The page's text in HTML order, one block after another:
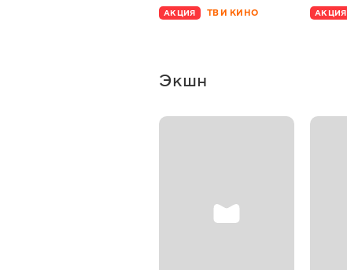
АКЦИЯ ТВ И КИНО АКЦИЯ
Экшн